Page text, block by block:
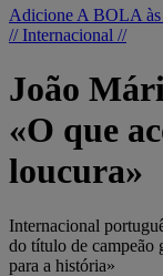
Adicione A BOLA às
// Internacional //
João
«O que
loucura»
Internacional
do título de campeão
para a história»